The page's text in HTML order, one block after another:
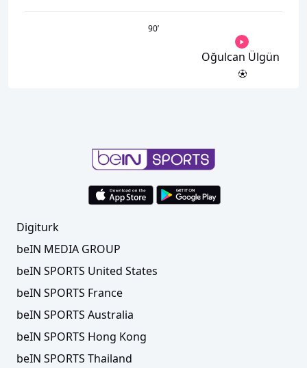
90’
Oğulcan Ülgün
Digiturk
beIN MEDIA GROUP
beIN SPORTS United States
beIN SPORTS France
beIN SPORTS Australia
beIN SPORTS Hong Kong
beIN SPORTS Thailand